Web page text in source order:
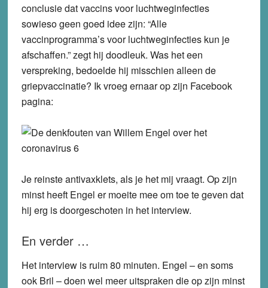
conclusie dat vaccins voor luchtweginfecties
sowieso geen goed idee zijn: “Alle
vaccinprogramma’s voor luchtweginfecties kun je
afschaffen.” zegt hij doodleuk. Was het een
verspreking, bedoelde hij misschien alleen de
griepvaccinatie? Ik vroeg ernaar op zijn Facebook
pagina:
Je reinste antivaxklets, als je het mij vraagt. Op zijn
minst heeft Engel er moeite mee om toe te geven dat
hij erg is doorgeschoten in het interview.
En verder …
Het interview is ruim 80 minuten. Engel – en soms
ook Bril – doen wel meer uitspraken die op zijn minst